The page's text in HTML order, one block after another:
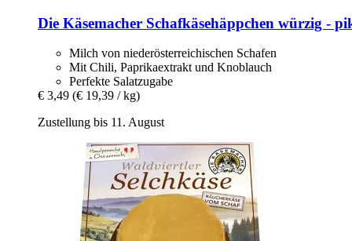
Die Käsemacher Schafkäsehäppchen würzig -​
Milch von niederösterreichischen Schafen
Mit Chili, Paprikaextrakt und Knoblauch
Perfekte Salatzugabe
€ 3,49 (€ 19,39 / kg)
Zustellung bis 11. August